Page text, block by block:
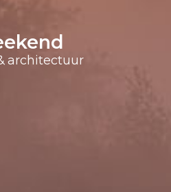
architectuur